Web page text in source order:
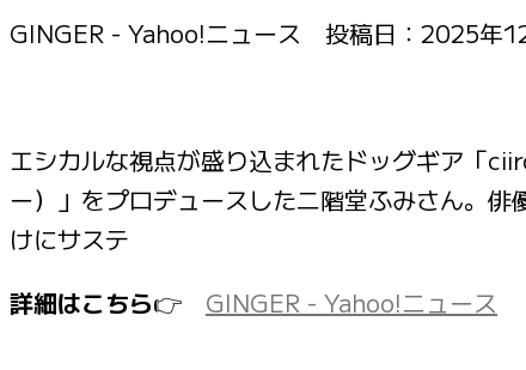
GINGER - Yahoo!ニュース 投稿日： 2025年
エシカルな視点が盛り込まれたドッグギア「
ー）」をプロデュースした二階堂ふみさん。
けにサステ
詳細はこちら👉 GINGER - Yahoo!ニュース